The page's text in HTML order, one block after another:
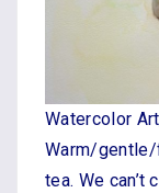
Watercolor
Warm/
tea. We can’t